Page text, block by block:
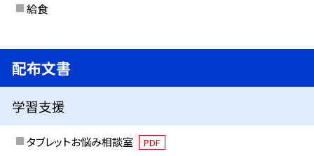
給食
配布文書
学習支援
タブレットお悩み相談室 PDF